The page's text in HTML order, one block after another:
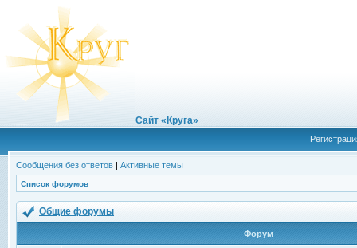
Сайт «Круга»
Сообщения без ответов | Активные темы
Список форумов
Общие форумы
Форум